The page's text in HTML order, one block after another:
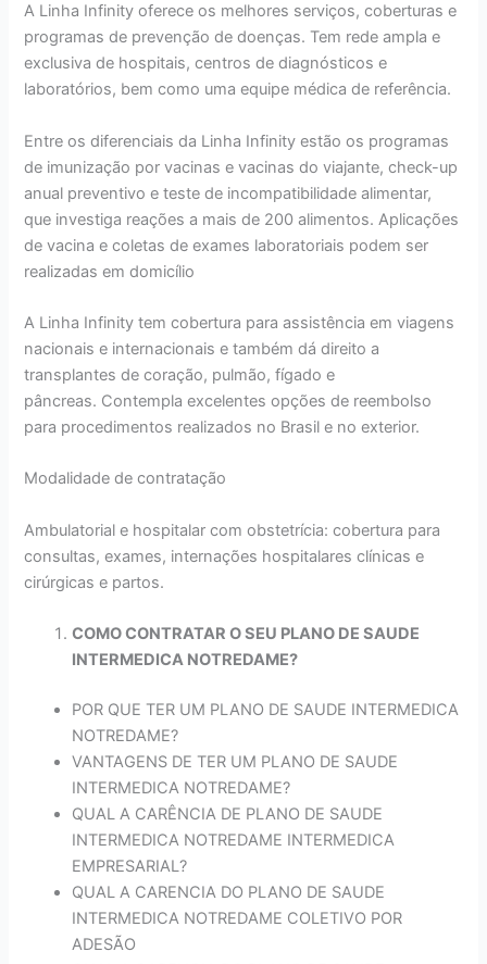
A Linha Infinity oferece os melhores serviços, coberturas e
programas de prevenção de doenças. Tem rede ampla e
exclusiva de hospitais, centros de diagnósticos e
laboratórios, bem como uma equipe médica de referência.
Entre os diferenciais da Linha Infinity estão os programas
de imunização por vacinas e vacinas do viajante, check-up
anual preventivo e teste de incompatibilidade alimentar,
que investiga reações a mais de 200 alimentos. Aplicações
de vacina e coletas de exames laboratoriais podem ser
realizadas em domicílio
A Linha Infinity tem cobertura para assistência em viagens
nacionais e internacionais e também dá direito a
transplantes de coração, pulmão, fígado e
pâncreas. Contempla excelentes opções de reembolso
para procedimentos realizados no Brasil e no exterior.
Modalidade de contratação
Ambulatorial e hospitalar com obstetrícia: cobertura para
consultas, exames, internações hospitalares clínicas e
cirúrgicas e partos.
COMO CONTRATAR O SEU PLANO DE SAUDE
INTERMEDICA NOTREDAME?
POR QUE TER UM PLANO DE SAUDE INTERMEDICA
NOTREDAME?
VANTAGENS DE TER UM PLANO DE SAUDE
INTERMEDICA NOTREDAME?
QUAL A CARÊNCIA DE PLANO DE SAUDE
INTERMEDICA NOTREDAME INTERMEDICA
EMPRESARIAL?
QUAL A CARENCIA DO PLANO DE SAUDE
INTERMEDICA NOTREDAME COLETIVO POR
ADESÃO